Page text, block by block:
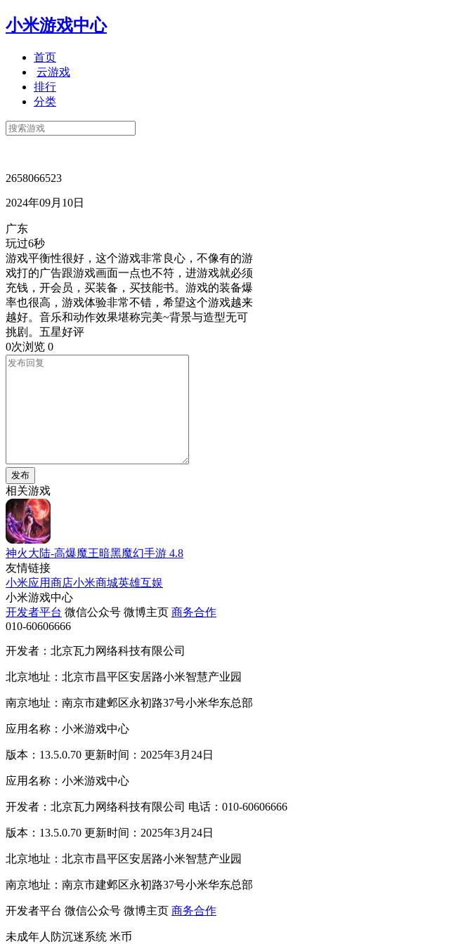
小米游戏中心
首页
云游戏
排行
分类
2658066523
2024年09月10日
广东
玩过6秒
游戏平衡性很好，这个游戏非常良心，不像有的游
戏打的广告跟游戏画面一点也不符，进游戏就必须
充钱，开会员，买装备，买技能书。游戏的装备爆
率也很高，游戏体验非常不错，希望这个游戏越来
越好。音乐和动作效果堪称完美~背景与造型无可
挑剧。五星好评
0次浏览 0
发布
相关游戏
神火大陆-高爆魔王暗黑魔幻手游 4.8
友情链接
小米应用商店小米商城英雄互娱
小米游戏中心
开发者平台 微信公众号 微博主页 商务合作
010-60606666
开发者：北京瓦力网络科技有限公司
北京地址：北京市昌平区安居路小米智慧产业园
南京地址：南京市建邺区永初路37号小米华东总部
应用名称：小米游戏中心
版本：13.5.0.70 更新时间：2025年3月24日
应用名称：小米游戏中心
开发者：北京瓦力网络科技有限公司 电话：010-60606666
版本：13.5.0.70 更新时间：2025年3月24日
北京地址：北京市昌平区安居路小米智慧产业园
南京地址：南京市建邺区永初路37号小米华东总部
开发者平台 微信公众号 微博主页 商务合作
未成年人防沉迷系统 米币